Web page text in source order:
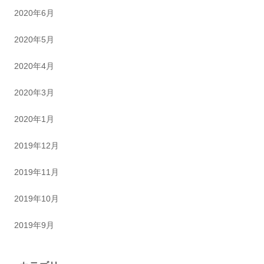
2020年6月
2020年5月
2020年4月
2020年3月
2020年1月
2019年12月
2019年11月
2019年10月
2019年9月